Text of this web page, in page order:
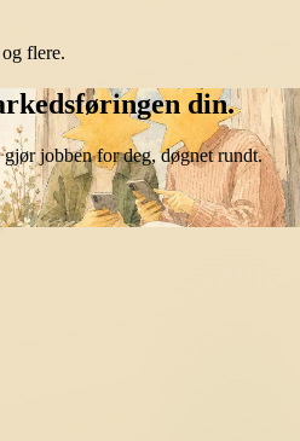
flere.
din.
jobben for deg, døgnet rundt.